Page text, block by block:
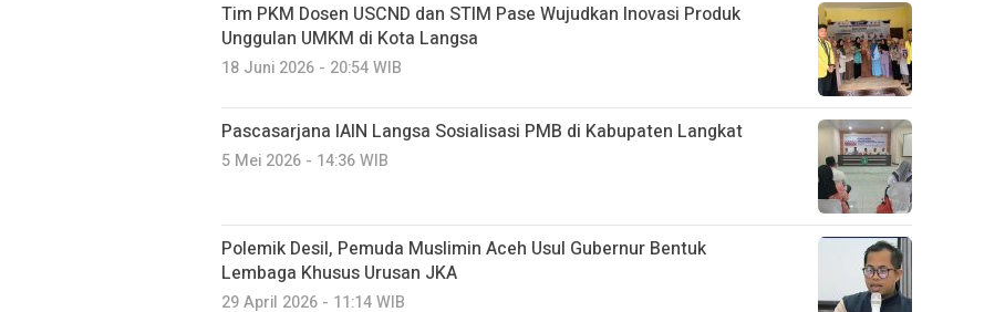
Tim PKM Dosen USCND dan STIM Pase Wujudkan Inovasi Produk
Unggulan UMKM di Kota Langsa
18 Juni 2026 - 20:54 WIB
Pascasarjana IAIN Langsa Sosialisasi PMB di Kabupaten Langkat
5 Mei 2026 - 14:36 WIB
Polemik Desil, Pemuda Muslimin Aceh Usul Gubernur Bentuk
Lembaga Khusus Urusan JKA
29 April 2026 - 11:14 WIB